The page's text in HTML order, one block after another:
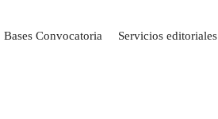
Bases Convocatoria Servicios editoriales